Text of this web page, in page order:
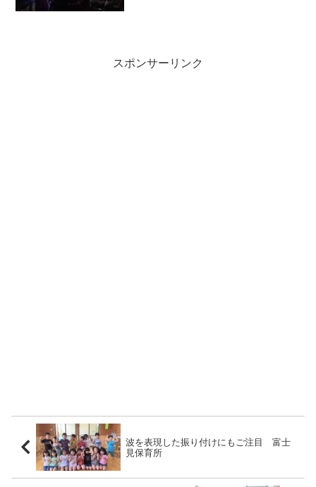
スポンサーリンク
波を表現した振り付けにもご注目 富士
見保育所